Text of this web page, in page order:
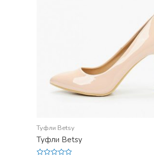
Туфли Betsy
Туфли Betsy